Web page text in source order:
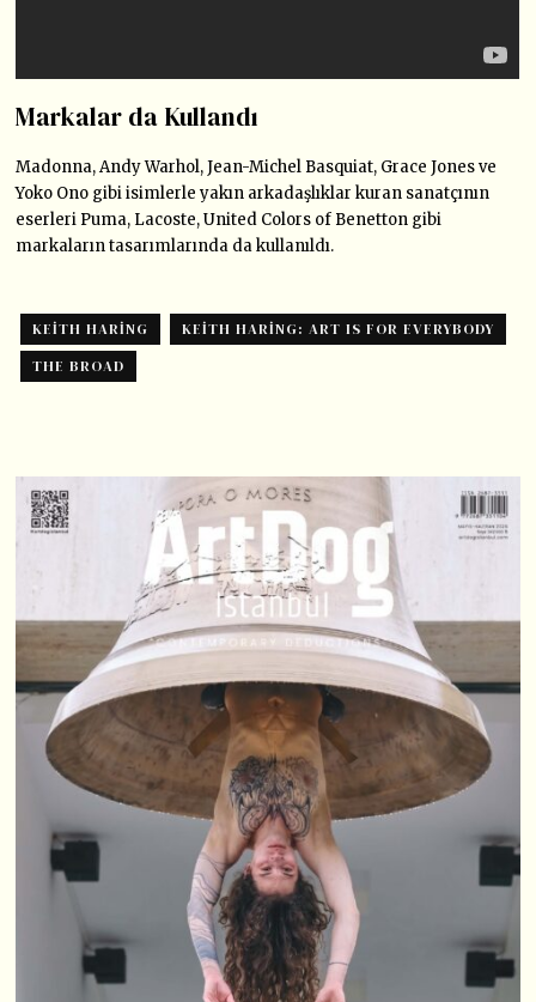
Markalar da Kullandı
Madonna, Andy Warhol, Jean-Michel Basquiat, Grace Jones ve
Yoko Ono gibi isimlerle yakın arkadaşlıklar kuran sanatçının
eserleri Puma, Lacoste, United Colors of Benetton gibi
markaların tasarımlarında da kullanıldı.
KEITH HARING
KEITH HARING: ART IS FOR EVERYBODY
THE BROAD